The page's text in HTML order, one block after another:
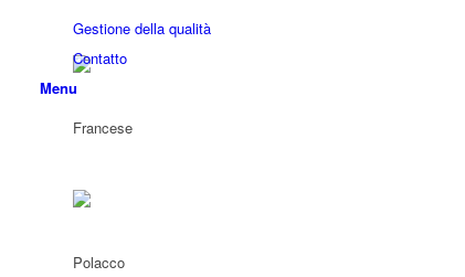
Gestione della qualità
Contatto
Menu